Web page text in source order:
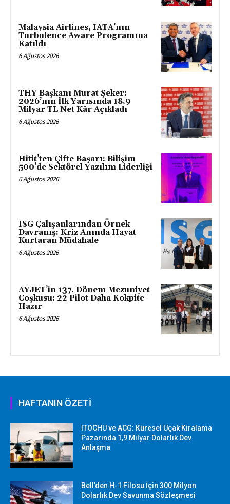
Malaysia Airlines, IATA’nın
Turbulence Aware Programına
Katıldı
6 Ağustos 2026
THY Başkanı Murat Şeker:
2026’nın İlk Yarısında 18,9
Milyar TL Net Kâr Açıkladı
6 Ağustos 2026
Hitit’ten Çifte Başarı: Bilişim
500’de Sektörel Yazılım Liderliği
6 Ağustos 2026
ISG Çalışanlarından Örnek
Davranış: Kriz Anında Hayat
Kurtaran Müdahale
6 Ağustos 2026
AYJET’in 137. Dönem Mezuniyet
Coşkusu: 22 Pilot Daha Kokpite
Hazır
6 Ağustos 2026
HAFTANIN ÖZETİ
ITOCHU ve ACG: Küresel Uçak Kiralama
Pazarında 1,9 Milyar Dolarlık Dev
Anlaşma
Bell’den H-1 Filosu İçin 300 Milyon
Dolarlık Dev Savunma Sözleşmesi